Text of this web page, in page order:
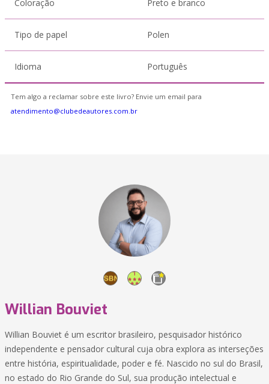
Coloração Preto e branco
Tipo de papel Polen
Idioma Português
Tem algo a reclamar sobre este livro? Envie um email para
atendimento@clubedeautores.com.br
Willian Bouviet
Willian Bouviet é um escritor brasileiro, pesquisador histórico
independente e pensador cultural cuja obra explora as interseções
entre história, espiritualidade, poder e fé. Nascido no sul do Brasil,
no estado do Rio Grande do Sul, sua produção intelectual e